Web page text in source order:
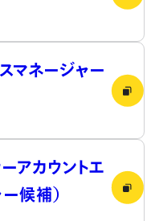
マネージャー
アカウントエ
候補）